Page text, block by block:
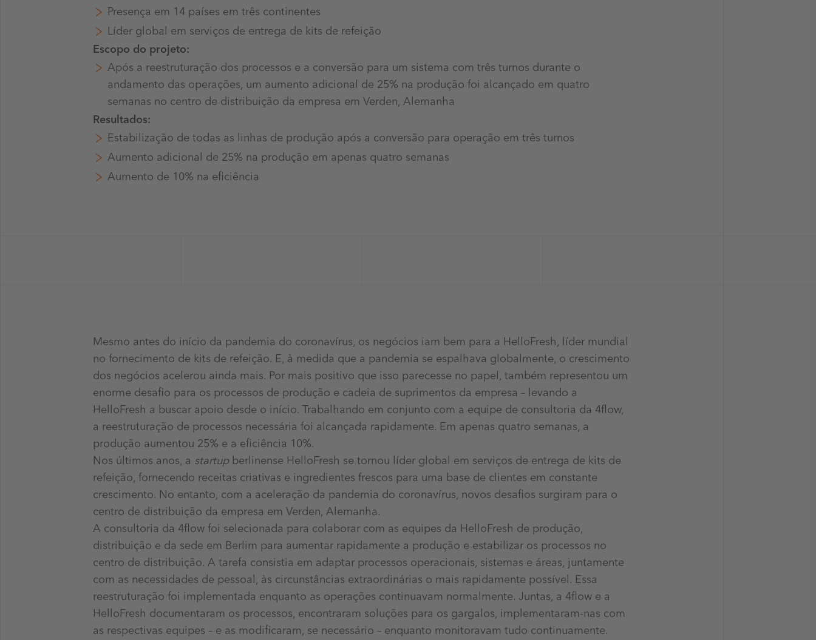
Presença em 14 países em três continentes
Líder global em serviços de entrega de kits de refeição
Escopo do projeto:
Após a reestruturação dos processos e a conversão para um sistema com três turnos durante o
andamento das operações, um aumento adicional de 25% na produção foi alcançado em quatro
semanas no centro de distribuição da empresa em Verden, Alemanha
Resultados:
Estabilização de todas as linhas de produção após a conversão para operação em três turnos
Aumento adicional de 25% na produção em apenas quatro semanas
Aumento de 10% na eficiência
Mesmo antes do início da pandemia do coronavírus, os negócios iam bem para a HelloFresh, líder mundial
no fornecimento de kits de refeição. E, à medida que a pandemia se espalhava globalmente, o crescimento
dos negócios acelerou ainda mais. Por mais positivo que isso parecesse no papel, também representou um
enorme desafio para os processos de produção e cadeia de suprimentos da empresa – levando a
HelloFresh a buscar apoio desde o início. Trabalhando em conjunto com a equipe de consultoria da 4flow,
a reestruturação de processos necessária foi alcançada rapidamente. Em apenas quatro semanas, a
produção aumentou 25% e a eficiência 10%.
Nos últimos anos, a startupberlinense HelloFresh se tornou líder global em serviços de entrega de kits de
refeição, fornecendo receitas criativas e ingredientes frescos para uma base de clientes em constante
crescimento. No entanto, com a aceleração da pandemia do coronavírus, novos desafios surgiram para o
centro de distribuição da empresa em Verden, Alemanha.
A consultoria da 4flow foi selecionada para colaborar com as equipes da HelloFresh de produção,
distribuição e da sede em Berlim para aumentar rapidamente a produção e estabilizar os processos no
centro de distribuição. A tarefa consistia em adaptar processos operacionais, sistemas e áreas, juntamente
com as necessidades de pessoal, às circunstâncias extraordinárias o mais rapidamente possível. Essa
reestruturação foi implementada enquanto as operações continuavam normalmente. Juntas, a 4flow e a
HelloFresh documentaram os processos, encontraram soluções para os gargalos, implementaram-nas com
as respectivas equipes – e as modificaram, se necessário – enquanto monitoravam tudo continuamente.